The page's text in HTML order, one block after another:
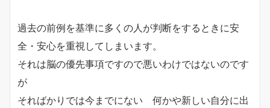
過去の前例を基準に多くの人が判断をするときに安
全・安心を重視してしまいます。
それは脳の優先事項ですので悪いわけではないのです
が
そればかりでは今までにない 何かや新しい自分に出